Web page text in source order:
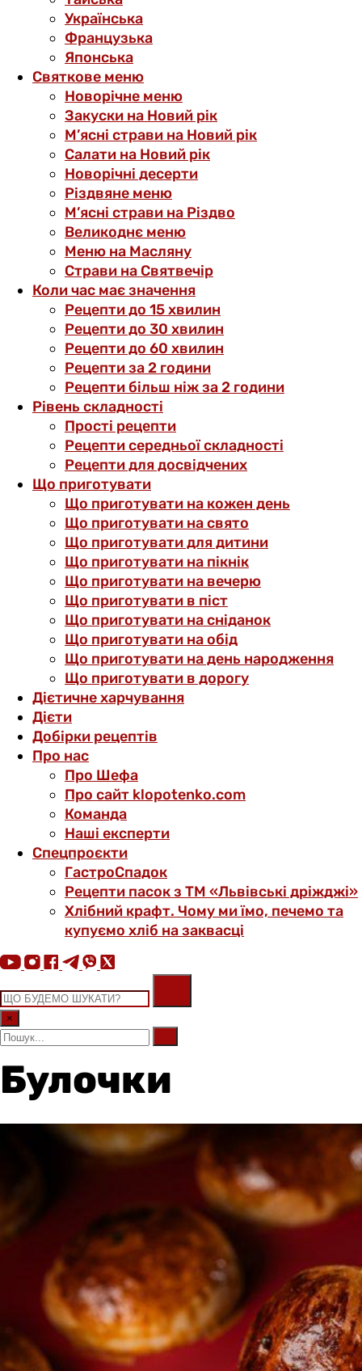
Українська
Французька
Японська
Святкове меню
Новорічне меню
Закуски на Новий рік
М’ясні страви на Новий рік
Салати на Новий рік
Новорічні десерти
Різдвяне меню
М’ясні страви на Різдво
Великоднє меню
Меню на Масляну
Страви на Святвечір
Коли час має значення
Рецепти до 15 хвилин
Рецепти до 30 хвилин
Рецепти до 60 хвилин
Рецепти за 2 години
Рецепти більш ніж за 2 години
Рівень складності
Прості рецепти
Рецепти середньої складності
Рецепти для досвідчених
Що приготувати
Що приготувати на кожен день
Що приготувати на свято
Що приготувати для дитини
Що приготувати на пікнік
Що приготувати на вечерю
Що приготувати в піст
Що приготувати на сніданок
Що приготувати на обід
Що приготувати на день народження
Що приготувати в дорогу
Дієтичне харчування
Дієти
Добірки рецептів
Про нас
Про Шефа
Про сайт klopotenko.com
Команда
Наші експерти
Спецпроєкти
ГастроСпадок
Рецепти пасок з ТМ «Львівські дріжджі»
Хлібний крафт. Чому ми їмо, печемо та
купуємо хліб на заквасці
×
Булочки